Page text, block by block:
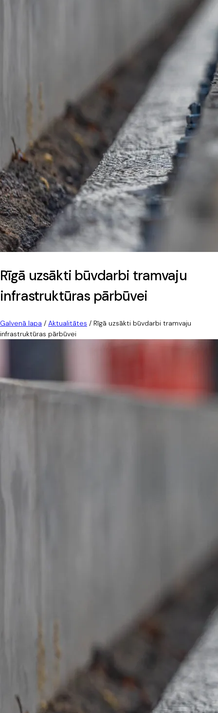
Rīgā uzsākti būvdarbi tramvaju
infrastruktūras pārbūvei
Galvenā lapa / Aktualitātes / Rīgā uzsākti būvdarbi tramvaju
infrastruktūras pārbūvei